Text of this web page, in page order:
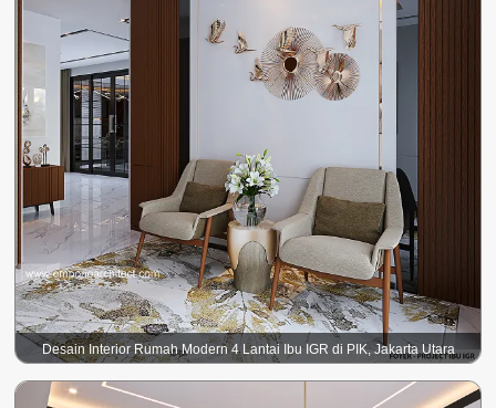
Desain Interior Rumah Modern 4 Lantai Ibu IGR di PIK, Jakarta Utara